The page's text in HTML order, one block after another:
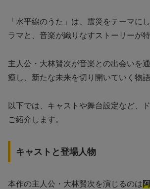
「水平線のうた」は、震災をテーマに
ラマと、音楽が織りなすストーリーが
主人公・大林賢次が音楽との出会いを
癒し、新たな未来を切り開いていく物
以下では、キャストや舞台設定など、
ご紹介します。
キャストと登場人物
本作の主人公・大林賢次を演じるのは